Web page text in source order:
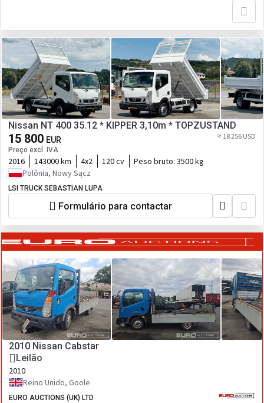
Nissan NT 400 35.12 * KIPPER 3,10m * TOPZUSTAND
15 800 EUR
Preço excl. IVA
≈ 18 256 USD
2016 143000 km 4x2 120 cv Peso bruto: 3500 kg
Polônia, Nowy Sącz
LSI TRUCK SEBASTIAN LUPA
Formulário para contactar
2010 Nissan Cabstar
Leilão
2010
Reino Unido, Goole
EURO AUCTIONS (UK) LTD